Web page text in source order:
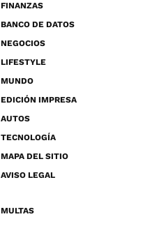
FINANZAS
BANCO DE DATOS
NEGOCIOS
LIFESTYLE
MUNDO
EDICIÓN IMPRESA
AUTOS
TECNOLOGÍA
MAPA DEL SITIO
AVISO LEGAL
MULTAS